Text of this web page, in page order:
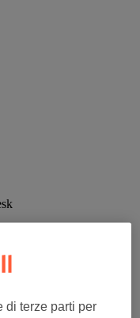
Desk
da sapere
di terze parti per